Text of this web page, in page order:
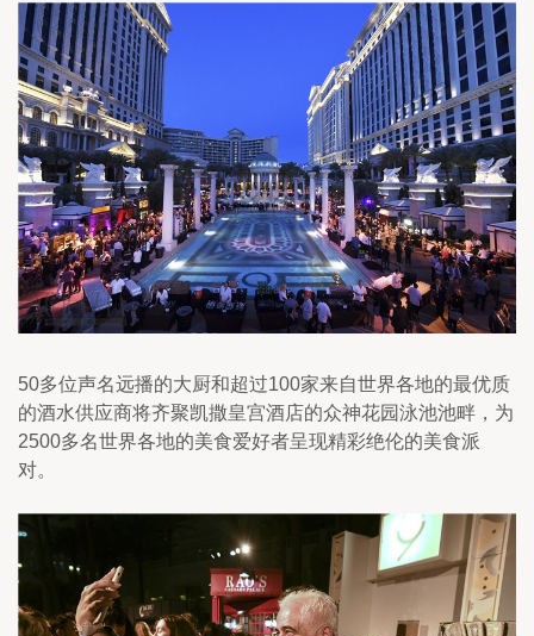
50多位声名远播的大厨和超过100家来自世界各地的最优质
的酒水供应商将齐聚凯撒皇宫酒店的众神花园泳池池畔，为
2500多名世界各地的美食爱好者呈现精彩绝伦的美食派
对。